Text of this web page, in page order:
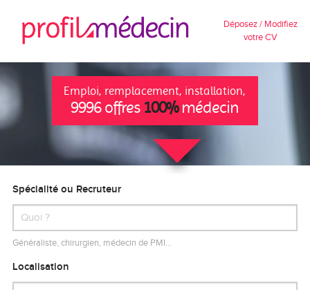
Déposez / Modifiez
votre CV
Emploi, remplacement, installation,
9996 offres 100%médecin
Spécialité ou Recruteur
Généraliste, chirurgien, médecin de PMI…
Localisation